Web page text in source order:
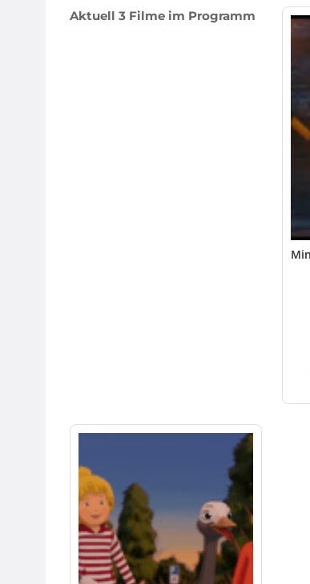
Aktuell 3 Filme im Programm